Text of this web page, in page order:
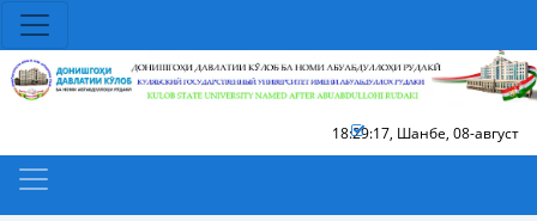
18:29:18, Шанбе, 08-август